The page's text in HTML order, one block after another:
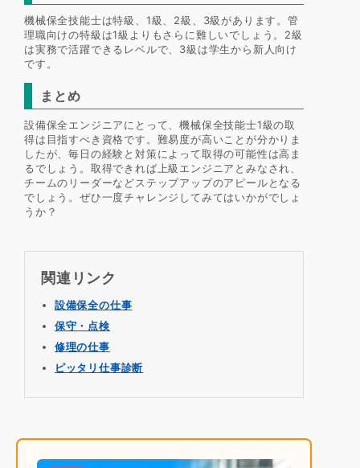
機械保全技能士は特級、1級、2級、3級があります。管
理職向けの特級は1級よりもさらに難しいでしょう。2級
は実務で活躍できるレベルで、3級は学生から新人向け
です。
まとめ
設備保全エンジニアにとって、機械保全技能士1級の取
得は目指すべき資格です。難易度が高いことが分かりま
したが、毎日の経験と対策によって取得の可能性は高ま
るでしょう。取得できれば上級エンジニアとみなされ、
チームのリーダーなどステップアップのアピールとなる
でしょう。ぜひ一度チャレンジしてみてはいかがでしょ
うか？
関連リンク
設備保全の仕事
保守・点検
修理の仕事
ピッタリ仕事診断